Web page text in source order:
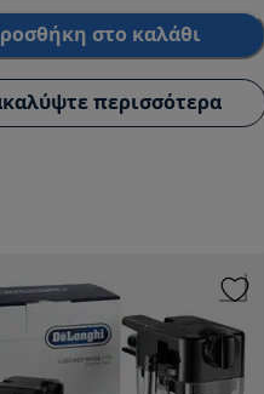
στο καλάθι
περισσότερα